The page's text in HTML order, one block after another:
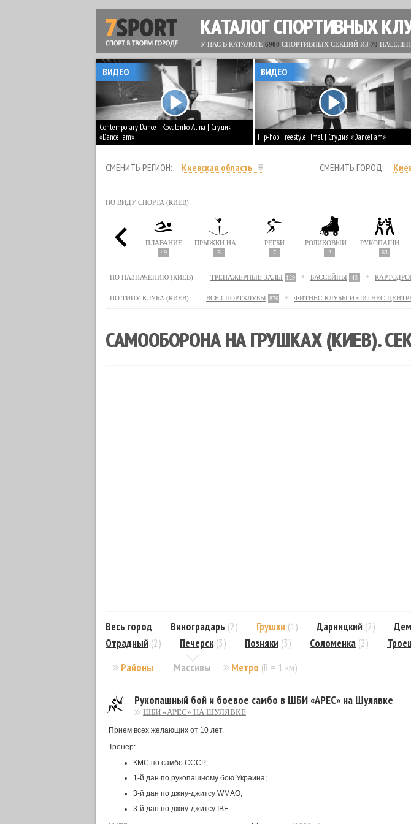
КАТАЛОГ СПОРТИВНЫХ
У НАС В КАТАЛОГЕ 6900 СПОРТИВНЫХ СЕКЦИЙ ИЗ 70
Contemporary Dance | Kovalenko Alina | Студия
«DanceFam»
ВИДЕО
Hip-hop Freestyle Hmel | Студия «DanceFam»
ВИДЕО
СМЕНИТЬ РЕГИОН: Киевская область СМЕНИТЬ ГОРОД:
ПО ВИДУ СПОРТА (КИЕВ):
ПИЛАТЕС ПЛАВАНИЕ
49 5
РЕГБИ
7 2 63
ПО НАЗНАЧЕНИЮ (КИЕВ): ТРЕНАЖЕРНЫЕ ЗАЛЫ 129 БАССЕЙНЫ 43
ПО ТИПУ КЛУБА (КИЕВ): ВСЕ СПОРТКЛУБЫ 876 ФИТНЕС-КЛУБЫ И ФИТНЕС-
САМООБОРОНА НА ГРУШКАХ (КИЕВ).
Районы Массивы
Весь город Виноградарь (2) Грушки (1) Дарницкий (2)
Отрадный (2) Печерск (3) Позняки (3) Соломенка (2)
Метро (R = 1 км)
Рукопашный бой и боевое самбо в ШБИ «АРЕС» на Шулявке
ШБИ «АРЕС» НА ШУЛЯВКЕ
Прием всех желающих от 10 лет.
Тренер:
КМС по самбо СССР;
1-й дан по рукопашному бою Украина;
3-й дан по джиу-джитсу WMAO;
3-й дан по джиу-джитсу IBF.